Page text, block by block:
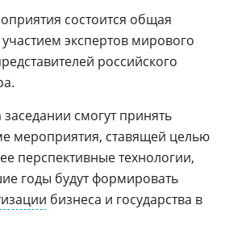
состоится общая
экспертов мирового
российского
смогут принять
мероприятия, ставящей целью
перспективные технологии,
годы будут формировать
бизнеса и государства в